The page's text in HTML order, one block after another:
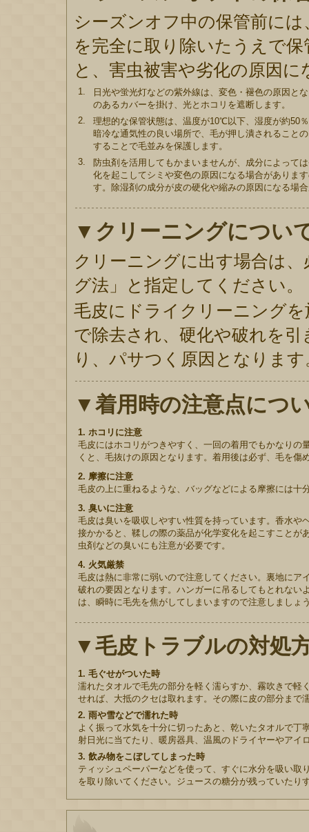
シーズンオフ中の保管前に
を完全に取り除いたうえで
と、害虫被害や劣化の原因に
1.
日光や蛍光灯などの紫外線は、変色・褪色の原因と
のあるカバーを掛け、光とホコリを遮断します。
2.
理想的な保管状態は、温度が10℃以下、湿度が約50
暗冷な通気性の良い場所で、毛が押し潰されること
することで毛並みを保護します。
3.
防虫剤を活用してもかまいませんが、成分によって
化を起こしてシミや変色の原因になる場合がありま
す。除湿剤の成分が皮の硬化や縮みの原因になる場
▼クリーニングについ
クリーニングに出す場合は
グ法」と指定してください。
毛皮にドライクリーニング
で除去され、硬化や破れを
り、パサつく原因となります
▼着用時の注意点につ
1. ホコリに注意
毛皮にはホコリがつきやすく、一回の着用でもかなりの
くと、毛抜けの原因となります。着用後は必ず、毛を
2. 摩擦に注意
毛皮の上に重ねるような、バッグなどによる摩擦には十
3. 臭いに注意
毛皮は臭いを吸収しやすい性質を持っています。香水や
接かかると、鞣しの際の薬品が化学変化を起こすことが
虫剤などの臭いにも注意が必要です。
4. 火気厳禁
毛皮は熱に非常に弱いので注意してください。裏地にア
破れの要因となります。ハンガーに吊るしてもとれない
は、瞬時に毛先を焦がしてしまいますので注意しましょ
▼毛皮トラブルの対処
1. 毛ぐせがついた時
濡れたタオルで毛先の部分を軽く濡らすか、霧吹きで軽
せれば、大抵のクセは取れます。その際に皮の部分まで
2. 雨や雪などで濡れた時
よく振って水気を十分に切ったあと、乾いたタオルで
射日光に当てたり、暖房器具、温風のドライヤーやアイ
3. 飲み物をこぼしてしまった時
ティッシュペーパーなどを使って、すぐに水分を吸い
を取り除いてください。ジュースの糖分が残っていた